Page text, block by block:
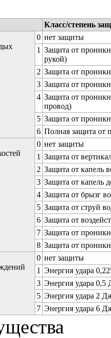
Класс/степень
0 нет защиты
1 Защита от
рукой)
2 Защита от
3 Защита от
4 Защита от
провод)
5 Защита от
6 Полная защита от
0 нет защиты
1 Защита от
2 Защита от капель
3 Защита от капель
4 Защита от брызг
5 Защита от струй
6 Защита от
7 Защита от
8 Защита от
0 нет защиты
1 Энергия удара
3 Энергия удара 0,5
5 Энергия удара 2
7 Энергия удара 6